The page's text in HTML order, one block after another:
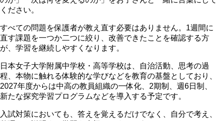
ください。
すべての問題を保護者が教え直す必要はありません。 1週間に
直す課題を一つか二つに絞り、改善できたことを確認する方
が、学習を継続しやすくなります。
日本女子大学附属中学校・高等学校は、自治活動、思考の過
程、本物に触れる体験的な学びなどを教育の基盤としており、
2027年度からは中高の教員組織の一体化、2期制、週6日制、
新たな探究学習プログラムなどを導入する予定です。
入試対策においても、答えを覚えるだけでなく、自分で考え、